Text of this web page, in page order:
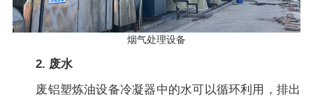
烟气处理设备
2. 废水
废铝塑炼油设备冷凝器中的水可以循环利用，排出